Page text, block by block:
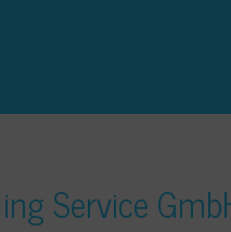
Service